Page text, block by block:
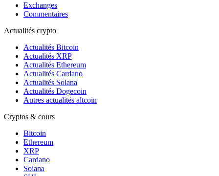
Exchanges
Commentaires
Actualités crypto
Actualités Bitcoin
Actualités XRP
Actualités Ethereum
Actualités Cardano
Actualités Solana
Actualités Dogecoin
Autres actualités altcoin
Cryptos & cours
Bitcoin
Ethereum
XRP
Cardano
Solana